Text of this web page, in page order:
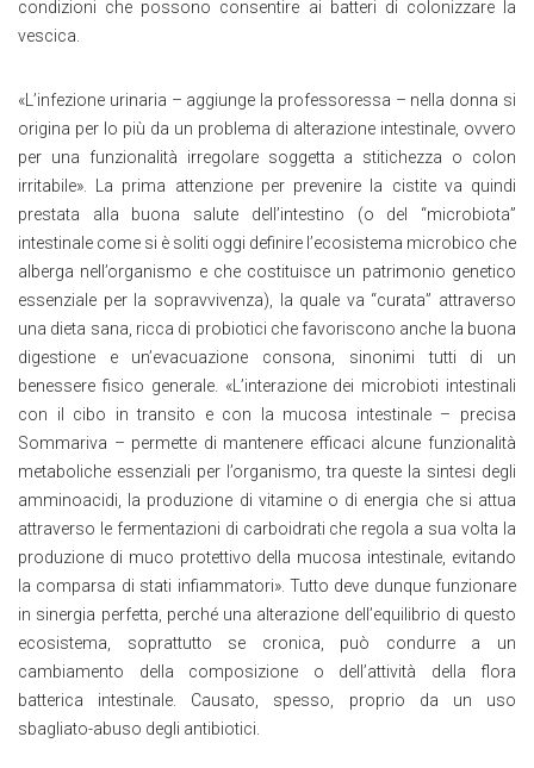
condizioni che possono consentire ai batteri di colonizzare la
vescica.
«L’infezione urinaria – aggiunge la professoressa – nella donna si
origina per lo più da un problema di alterazione intestinale, ovvero
per una funzionalità irregolare soggetta a stitichezza o colon
irritabile». La prima attenzione per prevenire la cistite va quindi
prestata alla buona salute dell’intestino (o del “microbiota”
intestinale come si è soliti oggi definire l’ecosistema microbico che
alberga nell’organismo e che costituisce un patrimonio genetico
essenziale per la sopravvivenza), la quale va “curata” attraverso
una dieta sana, ricca di probiotici che favoriscono anche la buona
digestione e un’evacuazione consona, sinonimi tutti di un
benessere fisico generale. «L’interazione dei microbioti intestinali
con il cibo in transito e con la mucosa intestinale – precisa
Sommariva – permette di mantenere efficaci alcune funzionalità
metaboliche essenziali per l’organismo, tra queste la sintesi degli
amminoacidi, la produzione di vitamine o di energia che si attua
attraverso le fermentazioni di carboidrati che regola a sua volta la
produzione di muco protettivo della mucosa intestinale, evitando
la comparsa di stati infiammatori». Tutto deve dunque funzionare
in sinergia perfetta, perché una alterazione dell’equilibrio di questo
ecosistema, soprattutto se cronica, può condurre a un
cambiamento della composizione o dell’attività della flora
batterica intestinale. Causato, spesso, proprio da un uso
sbagliato-abuso degli antibiotici.